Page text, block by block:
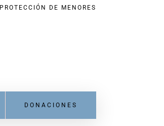
PROTECCIÓN DE MENORES
DONACIONES